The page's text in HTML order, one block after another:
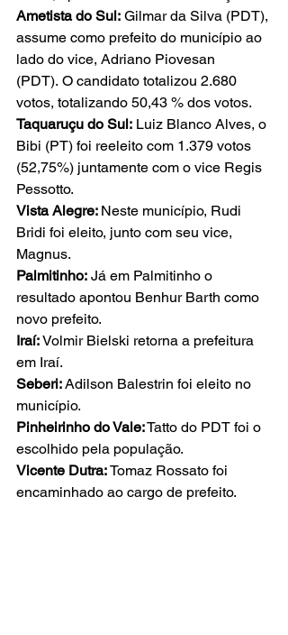
Ametista do Sul: Gilmar da Silva (PDT),
assume como prefeito do município ao
lado do vice, Adriano Piovesan
(PDT). O candidato totalizou 2.680
votos, totalizando 50,43 % dos votos.
Taquaruçu do Sul: Luiz Blanco Alves, o
Bibi (PT) foi reeleito com 1.379 votos
(52,75%) juntamente com o vice Regis
Pessotto.
Vista Alegre: Neste município, Rudi
Bridi foi eleito, junto com seu vice,
Magnus.
Palmitinho: Já em Palmitinho o
resultado apontou Benhur Barth como
novo prefeito.
Iraí: Volmir Bielski retorna a prefeitura
em Iraí.
Seberi: Adilson Balestrin foi eleito no
município.
Pinheirinho do Vale: Tatto do PDT foi o
escolhido pela população.
Vicente Dutra: Tomaz Rossato foi
encaminhado ao cargo de prefeito.